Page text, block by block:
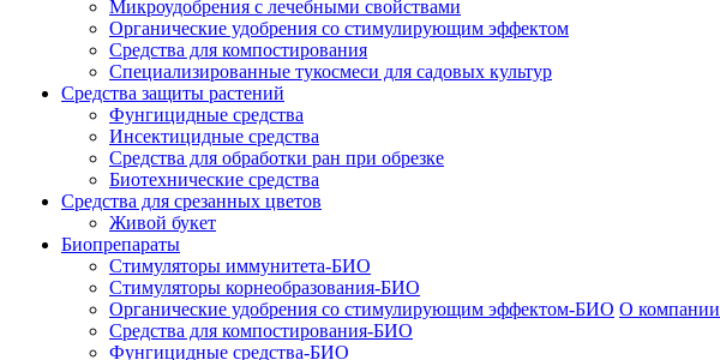
Микроудобрения с лечебными свойствами
Органические удобрения со стимулирующим эффектом
Средства для компостирования
Специализированные тукосмеси для садовых культур
Средства защиты растений
Фунгицидные средства
Инсектицидные средства
Средства для обработки ран при обрезке
Биотехнические средства
Средства для срезанных цветов
Живой букет
Биопрепараты
Стимуляторы иммунитета-БИО
Стимуляторы корнеобразования-БИО
Органические удобрения со стимулирующим эффектом-БИО
Средства для компостирования-БИО
Фунгицидные средства-БИО
О компании